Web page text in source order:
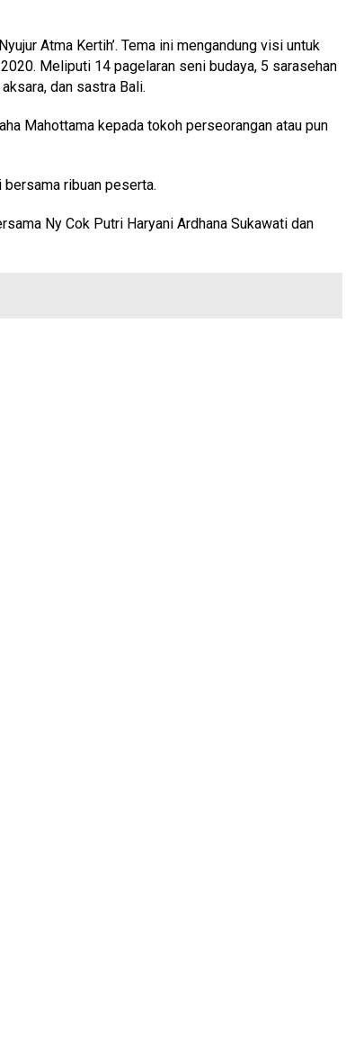
Atma Kertih’. Tema ini mengandung visi untuk
Meliputi 14 pagelaran seni budaya, 5 sarasehan
dan sastra Bali.
Mahottama kepada tokoh perseorangan atau pun
ribuan peserta.
Ny Cok Putri Haryani Ardhana Sukawati dan